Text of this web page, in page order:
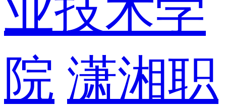
业技术学
院 潇湘职